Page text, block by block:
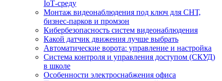
IoT‑среду
Монтаж видеонаблюдения под ключ для СНТ,
бизнес‑парков и промзон
Кибербезопасность систем видеонаблюдения
Какой датчик движения лучше выбрать
Автоматические ворота: управление и настройка
Система контроля и управления доступом (СКУД)
в школе
Особенности электроснабжения офиса